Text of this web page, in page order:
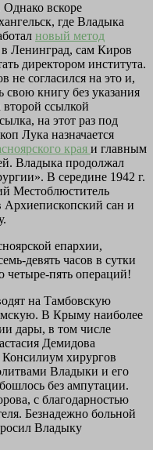
вскоре
где Владыка
новый метод
Ленинград, сам Киров
директором института.
согласился на это и,
свою книгу без указания
второй ссылкой
на этот раз под
Лука назначается
края и главным
Владыка продолжал
В середине 1942 г.
Местоблюститель
Архиепископский сан и
епархии,
девять часов в сутки
четыре-пять операций!
на Тамбовскую
В Крыму наиболее
дары, в том числе
Демидова
хирургов
Владыки и его
без ампутации.
с благодарностью
Безнадежно больной
Владыку